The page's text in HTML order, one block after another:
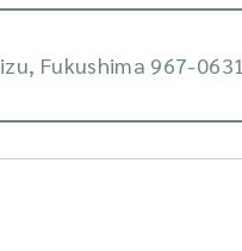
Fukushima 967-0631